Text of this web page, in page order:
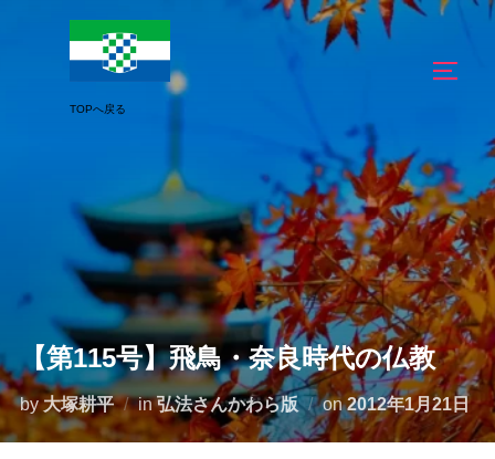
【第115号】飛鳥・奈良時代の仏教
by大塚耕平 in弘法さんかわら版 on投
稿
2012年1月21日